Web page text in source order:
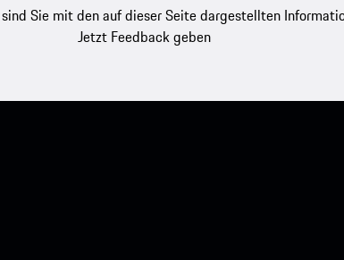
Sie mit den auf dieser Seite dargestellten
Jetzt Feedback geben